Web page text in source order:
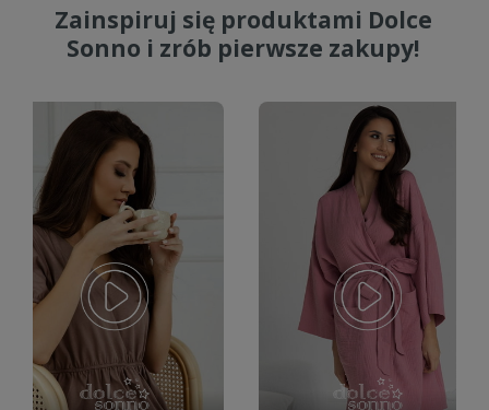
Zainspiruj się produktami Dolce
Sonno i zrób pierwsze zakupy!